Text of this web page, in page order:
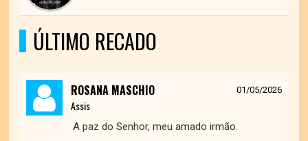
ÚLTIMO RECADO
ROSANA MASCHIO 01/05/2026
Assis
A paz do Senhor, meu amado irmão.